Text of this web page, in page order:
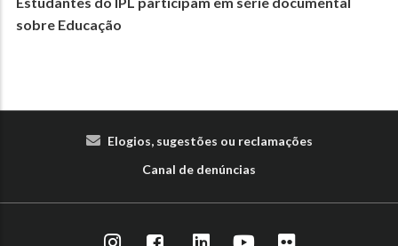
sobre Educação
Elogios, sugestões ou reclamações
Canal de denúncias